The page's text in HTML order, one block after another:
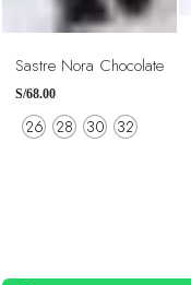
Sastre Nora Chocolate
S/68.00
26 28 30 32